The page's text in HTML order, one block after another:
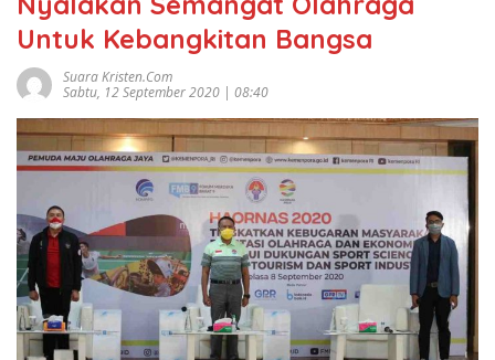
Untuk Kebangkitan Bangsa
Suara Kristen.com
Sabtu, 12 September 2020 | 08:40